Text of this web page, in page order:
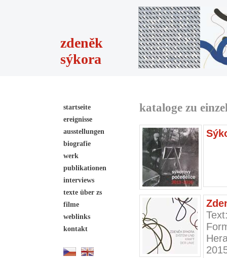
zdeněk
sýkora
startseite
ereignisse
ausstellungen
biografie
werk
publikationen
interviews
texte über zs
filme
weblinks
kontakt
kataloge zu